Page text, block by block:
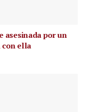
asesinada por un
con ella